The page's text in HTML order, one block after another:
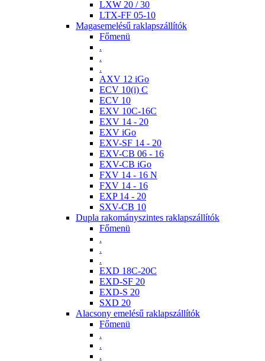
LXW 20 / 30
LTX-FF 05-10
Magasemelésű raklapszállítók
Főmenü
.
.
.
AXV 12 iGo
ECV 10(i) C
ECV 10
EXV 10C-16C
EXV 14 - 20
EXV iGo
EXV-SF 14 - 20
EXV-CB 06 - 16
EXV-CB iGo
FXV 14 - 16 N
FXV 14 - 16
EXP 14 - 20
SXV-CB 10
Dupla rakományszintes raklapszállítók
Főmenü
.
.
.
EXD 18C-20C
EXD-SF 20
EXD-S 20
SXD 20
Alacsony emelésű raklapszállítók
Főmenü
.
.
.